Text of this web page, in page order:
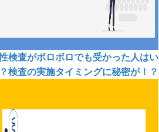
検査がボロボロでも受かった人はい
検査の実施タイミングに秘密が！？